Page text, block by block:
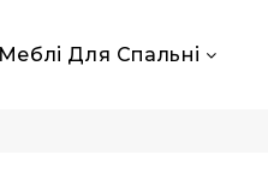
Меблі Для Спальні